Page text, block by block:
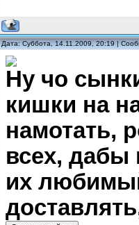
Дата: Суббота, 14.11.2009, 20:19 |
Ну чо
кишки на
намотать,
всех,
их